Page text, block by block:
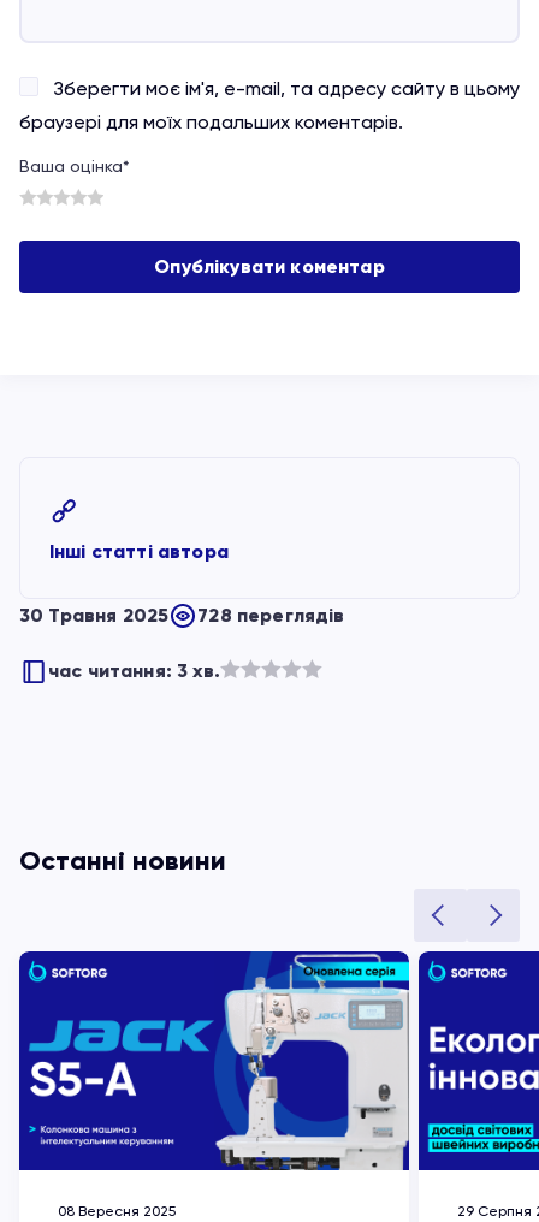
Зберегти моє ім'я, e-mail, та адресу сайту в цьому
браузері для моїх подальших коментарів.
Ваша оцінка*
4
3
2
1
Інші статті автора
30 Травня 2025 728 переглядів
час читання: 3 хв.
Останні новини
08 Вересня 2025 29 Серпня